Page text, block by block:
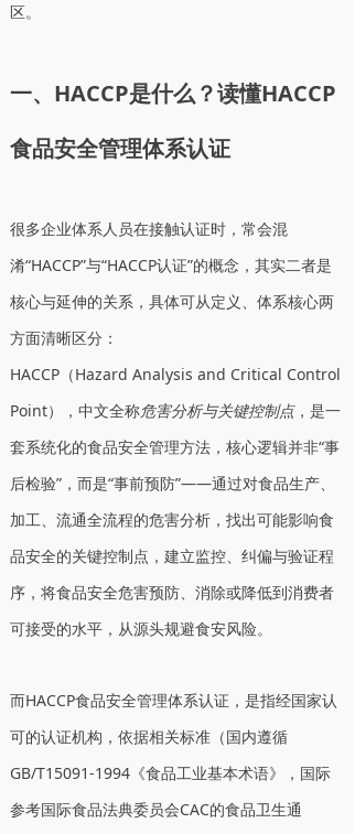
区。
一、HACCP是什么？读懂HACCP
食品安全管理体系认证
很多企业体系人员在接触认证时，常会混
淆“HACCP”与“HACCP认证”的概念，其实二者是
核心与延伸的关系，具体可从定义、体系核心两
方面清晰区分：
HACCP（Hazard Analysis and Critical Control
Point），中文全称危害分析与关键控制点，是一
套系统化的食品安全管理方法，核心逻辑并非“事
后检验”，而是“事前预防”——通过对食品生产、
加工、流通全流程的危害分析，找出可能影响食
品安全的关键控制点，建立监控、纠偏与验证程
序，将食品安全危害预防、消除或降低到消费者
可接受的水平，从源头规避食安风险。
而HACCP食品安全管理体系认证，是指经国家认
可的认证机构，依据相关标准（国内遵循
GB/T15091-1994《食品工业基本术语》，国际
参考国际食品法典委员会CAC的食品卫生通